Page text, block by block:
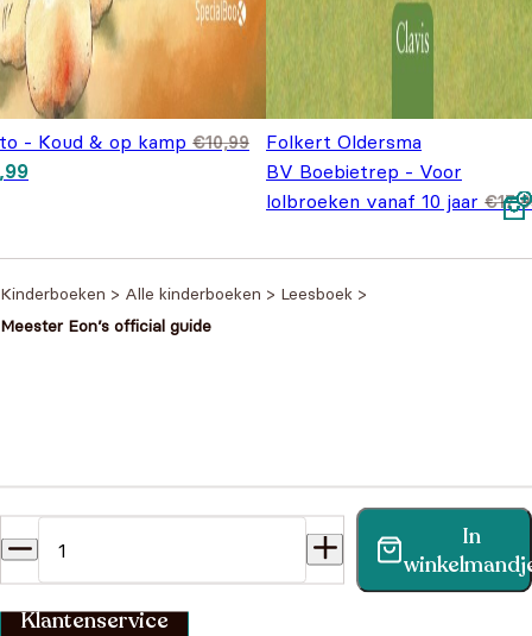
- Koud & op kamp €10,99
prijs was: €10,99.
Huidige prijs is: €7,99.
Folkert Oldersma
BV Boebietrep - Voor
lolbroeken vanaf 10 jaar €
Oorspronkelijke prijs was:
Kinderboeken > Alle kinderboeken > Leesboek >
Meester Eon’s official guide
In
Vind binnen no-time antwoord op je vraag op onze
klantenservice pagina.
Klantenservice